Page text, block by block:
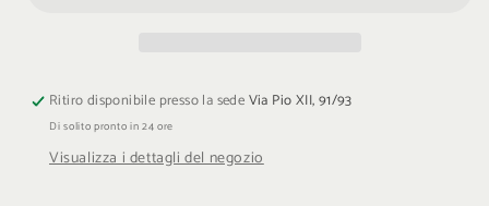
Ritiro disponibile presso la sedeVia Pio XII, 91/93
Di solito pronto in 24 ore
Visualizza i dettagli del negozio